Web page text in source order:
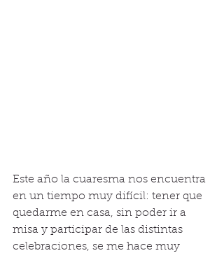
Este año la cuaresma nos encuentra
en un tiempo muy difícil: tener que
quedarme en casa, sin poder ir a
misa y participar de las distintas
celebraciones, se me hace muy